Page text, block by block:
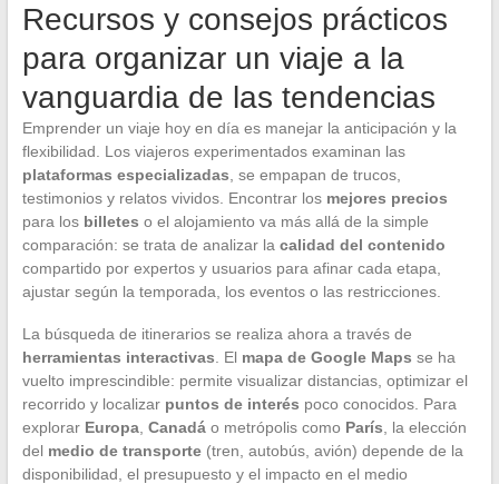
Recursos y consejos prácticos
para organizar un viaje a la
vanguardia de las tendencias
Emprender un viaje hoy en día es manejar la anticipación y la
flexibilidad. Los viajeros experimentados examinan las
plataformas especializadas , se empapan de trucos,
testimonios y relatos vividos. Encontrar los mejores precios
para los billetes o el alojamiento va más allá de la simple
comparación: se trata de analizar la calidad del contenido
compartido por expertos y usuarios para afinar cada etapa,
ajustar según la temporada, los eventos o las restricciones.
La búsqueda de itinerarios se realiza ahora a través de
herramientas interactivas . El mapa de Google Maps se ha
vuelto imprescindible: permite visualizar distancias, optimizar el
recorrido y localizar puntos de interés poco conocidos. Para
explorar Europa, Canadáo metrópolis como París , la elección
del medio de transporte(tren, autobús, avión) depende de la
disponibilidad, el presupuesto y el impacto en el medio